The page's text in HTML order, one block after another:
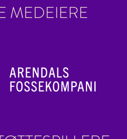
MEDEIERE